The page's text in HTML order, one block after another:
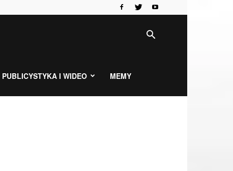
PUBLICYSTYKA I WIDEO MEMY